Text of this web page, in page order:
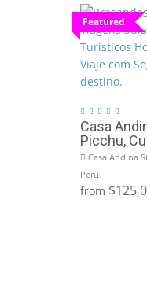
Featured
Casa
Picchu,
Casa Andina
Peru
from